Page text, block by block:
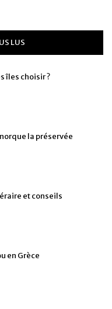
LUS
îles choisir ?
la préservée
et conseils
en Grèce